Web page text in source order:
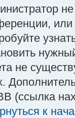
не
(ссылка
к